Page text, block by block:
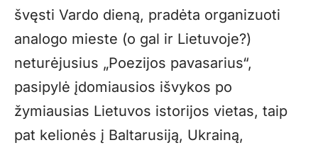
švęsti Vardo dieną, pradėta organizuoti
analogo mieste (o gal ir Lietuvoje?)
neturėjusius „Poezijos pavasarius“,
pasipylė įdomiausios išvykos po
žymiausias Lietuvos istorijos vietas, taip
pat kelionės į Baltarusiją, Ukrainą,